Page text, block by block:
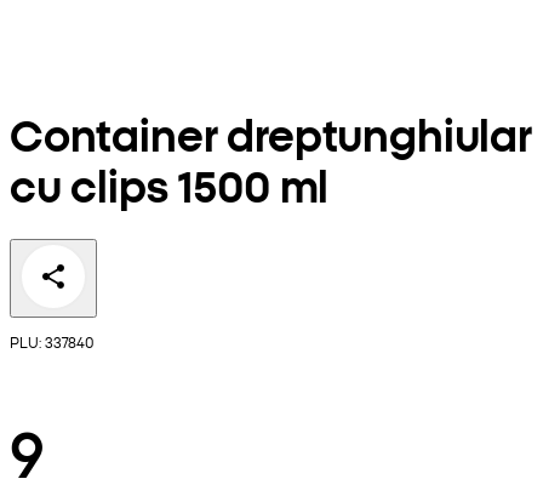
Container dreptunghiular
cu clips 1500 ml
PLU: 337840
9